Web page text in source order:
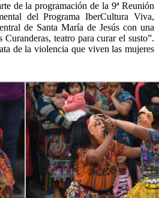
de la programación de la 9ª Reunión
del Programa IberCultura Viva,
de Santa María de Jesús con una
teatro para curar el susto”.
de la violencia que viven las mujeres